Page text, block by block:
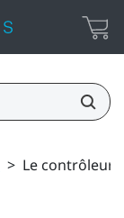
> Le contrôleur